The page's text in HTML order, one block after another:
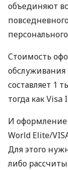
объединяют
Стоимость
составляет 1
тогда как
И оформление
World Elite/
Для этого
либо